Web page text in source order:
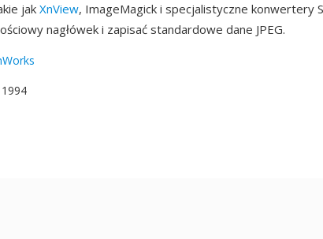
jak XnView, ImageMagick i specjalistyczne konwertery
nagłówek i zapisać standardowe dane JPEG.
1994